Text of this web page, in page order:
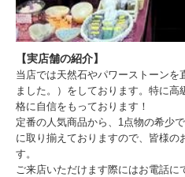
【実店舗の紹介】
当店では天然石やパワーストーンを
ました。）をしております。特に
格に自信をもっております！
定番の人気商品から、1点物の希少
に取り揃えておりますので、皆様の
す。
ご来店いただけます際にはお電話